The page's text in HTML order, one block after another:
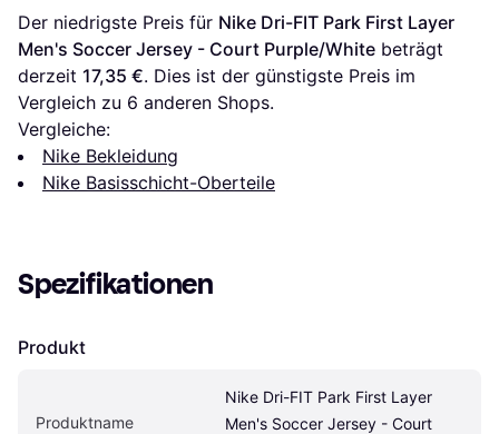
Der niedrigste Preis für Nike Dri-FIT Park First Layer
Men's Soccer Jersey - Court Purple/White beträgt
derzeit 17,35 €. Dies ist der günstigste Preis im
Vergleich zu 6 anderen Shops.
Vergleiche:
Nike Bekleidung
Nike Basisschicht-Oberteile
Spezifikationen
Produkt
Produktname
Nike Dri-FIT Park First Layer
Men's Soccer Jersey - Court